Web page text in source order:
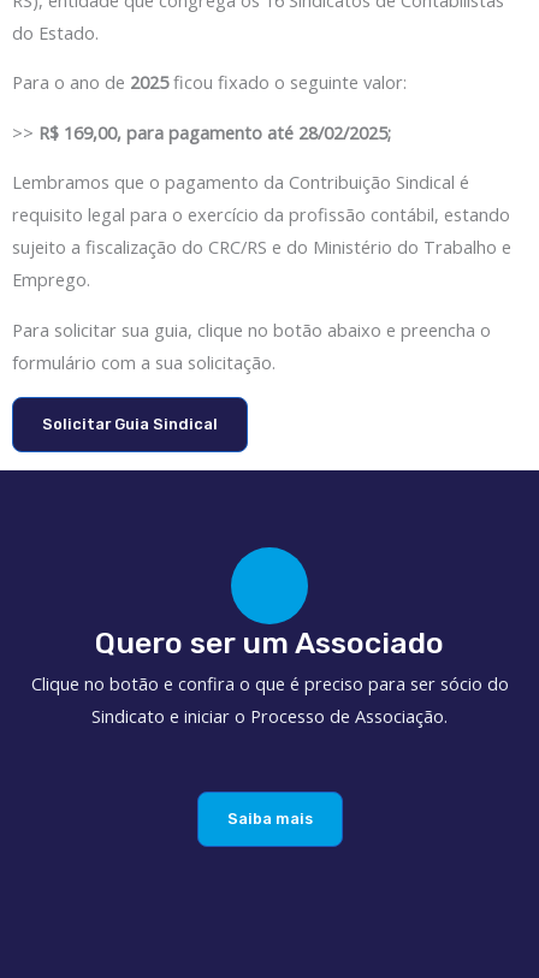
do Estado.
Para o ano de 2025ficou fixado o seguinte valor:
>> R$ 169,00, para pagamento até 28/02/2025;
Lembramos que o pagamento da Contribuição Sindical é
requisito legal para o exercício da profissão contábil, estando
sujeito a fiscalização do CRC/RS e do Ministério do Trabalho e
Emprego.
Para solicitar sua guia, clique no botão abaixo e preencha o
formulário com a sua solicitação.
Solicitar Guia Sindical
Quero ser um Associado
Clique no botão e confira o que é preciso para ser sócio do
Sindicato e iniciar o Processo de Associação.
Saiba mais